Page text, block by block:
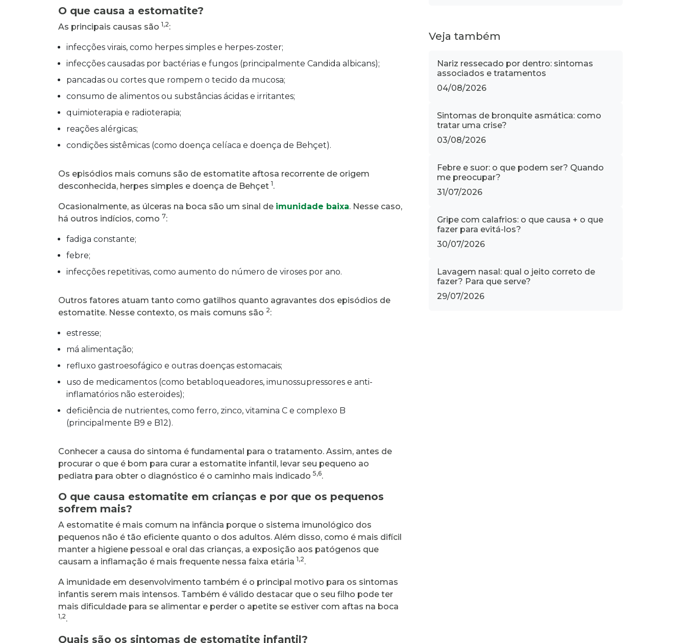
O que causa a estomatite?
As principais causas são 1,2:
infecções virais, como herpes simples e herpes-zoster;
infecções causadas por bactérias e fungos (principalmente Candida albicans);
pancadas ou cortes que rompem o tecido da mucosa;
consumo de alimentos ou substâncias ácidas e irritantes;
quimioterapia e radioterapia;
reações alérgicas;
condições sistêmicas (como doença celíaca e doença de Behçet).
Os episódios mais comuns são de estomatite aftosa recorrente de origem
desconhecida, herpes simples e doença de Behçet 1.
Ocasionalmente, as úlceras na boca são um sinal de imunidade baixa. Nesse caso,
há outros indícios, como 7:
fadiga constante;
febre;
infecções repetitivas, como aumento do número de viroses por ano.
Outros fatores atuam tanto como gatilhos quanto agravantes dos episódios de
estomatite. Nesse contexto, os mais comuns são 2:
estresse;
má alimentação;
refluxo gastroesofágico e outras doenças estomacais;
uso de medicamentos (como betabloqueadores, imunossupressores e anti-
inflamatórios não esteroides);
deficiência de nutrientes, como ferro, zinco, vitamina C e complexo B
(principalmente B9 e B12).
Conhecer a causa do sintoma é fundamental para o tratamento. Assim, antes de
procurar o que é bom para curar a estomatite infantil, levar seu pequeno ao
pediatra para obter o diagnóstico é o caminho mais indicado 5,6.
O que causa estomatite em crianças e por que os pequenos
sofrem mais?
A estomatite é mais comum na infância porque o sistema imunológico dos
pequenos não é tão eficiente quanto o dos adultos. Além disso, como é mais difícil
manter a higiene pessoal e oral das crianças, a exposição aos patógenos que
causam a inflamação é mais frequente nessa faixa etária 1,2.
A imunidade em desenvolvimento também é o principal motivo para os sintomas
infantis serem mais intensos. Também é válido destacar que o seu filho pode ter
mais dificuldade para se alimentar e perder o apetite se estiver com aftas na boca
1,2.
Quais são os sintomas de estomatite infantil?
Veja também
Nariz ressecado por dentro: sintomas
associados e tratamentos
04/08/2026
Sintomas de bronquite asmática: como
tratar uma crise?
03/08/2026
Febre e suor: o que podem ser? Quando
me preocupar?
31/07/2026
Gripe com calafrios: o que causa + o que
fazer para evitá-los?
30/07/2026
Lavagem nasal: qual o jeito correto de
fazer? Para que serve?
29/07/2026